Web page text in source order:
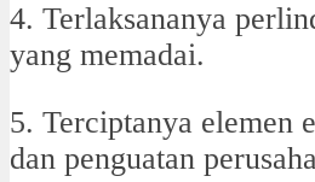
4. Terlaksananya
yang memadai.
5. Terciptanya elemen
dan penguatan